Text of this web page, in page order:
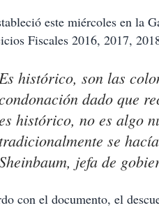
este miércoles en la
Fiscales 2016, 2017,
histórico, son las
dado que
histórico, no es algo
tradicionalmente se
jefa de
con el documento, el